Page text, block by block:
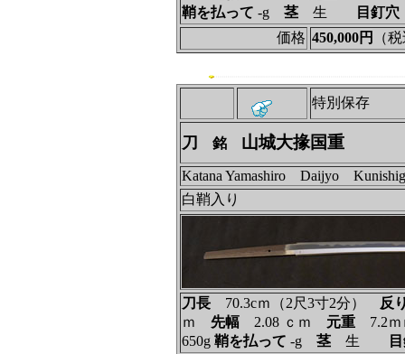
鞘を払って ‐g 茎生 目釘穴
価格 450,000円 （
特別保存
刀 銘 山城大掾国重
Katana Yamashiro Daijyo
白鞘入り
刀長70.3cｍ（2尺3寸2分）
反
ｍ 先幅2.08 ｃｍ 元重7.2
650g鞘を払って ‐g 茎生